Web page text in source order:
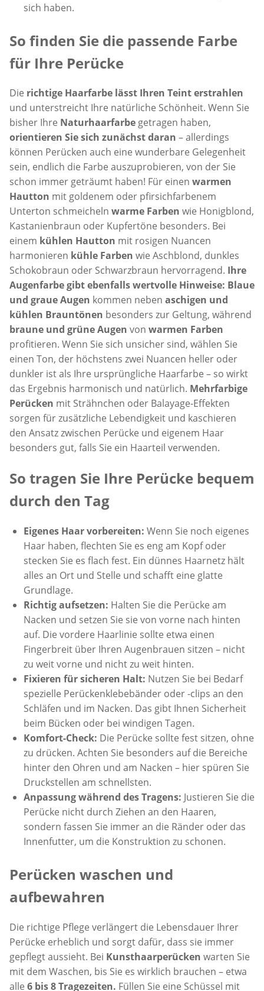
sich haben.
So finden Sie die passende Farbe
für Ihre Perücke
Die richtige Haarfarbe lässt Ihren Teint erstrahlen
und unterstreicht Ihre natürliche Schönheit. Wenn Sie
bisher Ihre Naturhaarfarbegetragen haben,
orientieren Sie sich zunächst daran – allerdings
können Perücken auch eine wunderbare Gelegenheit
sein, endlich die Farbe auszuprobieren, von der Sie
schon immer geträumt haben! Für einen warmen
Hautton mit goldenem oder pfirsichfarbenem
Unterton schmeicheln warme Farben wie Honigblond,
Kastanienbraun oder Kupfertöne besonders. Bei
einem kühlen Hautton mit rosigen Nuancen
harmonieren kühle Farben wie Aschblond, dunkles
Schokobraun oder Schwarzbraun hervorragend. Ihre
Augenfarbe gibt ebenfalls wertvolle Hinweise: Blaue
und graue Augen kommen neben aschigen und
kühlen Brauntönen besonders zur Geltung, während
braune und grüne Augen von warmen Farben
profitieren. Wenn Sie sich unsicher sind, wählen Sie
einen Ton, der höchstens zwei Nuancen heller oder
dunkler ist als Ihre ursprüngliche Haarfarbe – so wirkt
das Ergebnis harmonisch und natürlich. Mehrfarbige
Perücken mit Strähnchen oder Balayage-Effekten
sorgen für zusätzliche Lebendigkeit und kaschieren
den Ansatz zwischen Perücke und eigenem Haar
besonders gut, falls Sie ein Haarteil verwenden.
So tragen Sie Ihre Perücke bequem
durch den Tag
Eigenes Haar vorbereiten: Wenn Sie noch eigenes
Haar haben, flechten Sie es eng am Kopf oder
stecken Sie es flach fest. Ein dünnes Haarnetz hält
alles an Ort und Stelle und schafft eine glatte
Grundlage.
Richtig aufsetzen: Halten Sie die Perücke am
Nacken und setzen Sie sie von vorne nach hinten
auf. Die vordere Haarlinie sollte etwa einen
Fingerbreit über Ihren Augenbrauen sitzen – nicht
zu weit vorne und nicht zu weit hinten.
Fixieren für sicheren Halt: Nutzen Sie bei Bedarf
spezielle Perückenklebebänder oder -clips an den
Schläfen und im Nacken. Das gibt Ihnen Sicherheit
beim Bücken oder bei windigen Tagen.
Komfort-Check: Die Perücke sollte fest sitzen, ohne
zu drücken. Achten Sie besonders auf die Bereiche
hinter den Ohren und am Nacken – hier spüren Sie
Druckstellen am schnellsten.
Anpassung während des Tragens: Justieren Sie die
Perücke nicht durch Ziehen an den Haaren,
sondern fassen Sie immer an die Ränder oder das
Innenfutter, um die Konstruktion zu schonen.
Perücken waschen und
aufbewahren
Die richtige Pflege verlängert die Lebensdauer Ihrer
Perücke erheblich und sorgt dafür, dass sie immer
gepflegt aussieht. Bei Kunsthaarperücken warten Sie
mit dem Waschen, bis Sie es wirklich brauchen – etwa
alle 6 bis 8 Tragezeiten. Füllen Sie eine Schüssel mit